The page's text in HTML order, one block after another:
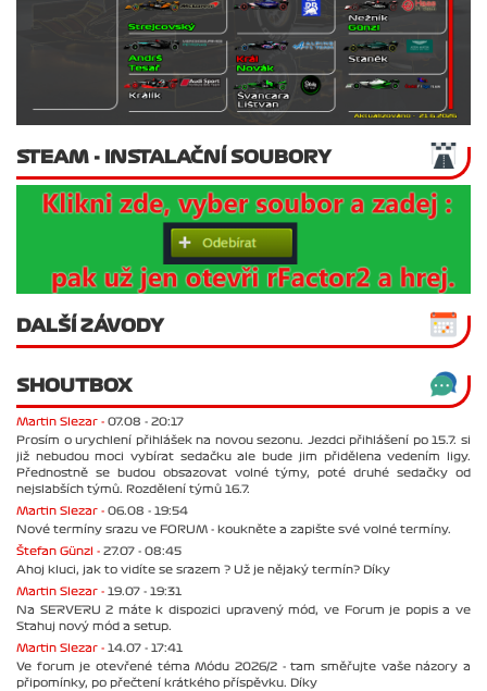
STEAM - INSTALAČNÍ SOUBORY
DALŠÍ ZÁVODY
SHOUTBOX
Martin Slezar - 07.08 - 20:17
Prosím o urychlení přihlášek na novou sezonu. Jezdci přihlášení po 15.7. si
již nebudou moci vybírat sedačku ale bude jim přidělena vedením ligy.
Přednostně se budou obsazovat volné týmy, poté druhé sedačky od
nejslabších týmů. Rozdělení týmů 16.7.
Martin Slezar - 06.08 - 19:54
Nové termíny srazu ve FORUM - koukněte a zapište své volné termíny.
Štefan Günzl - 27.07 - 08:45
Ahoj kluci, jak to vidíte se srazem ? Už je nějaký termín? Díky
Martin Slezar - 19.07 - 19:31
Na SERVERU 2 máte k dispozici upravený mód, ve Forum je popis a ve
Stahuj nový mód a setup.
Martin Slezar - 14.07 - 17:41
Ve forum je otevřené téma Módu 2026/2 - tam směřujte vaše názory a
připomínky, po přečtení krátkého příspěvku. Díky